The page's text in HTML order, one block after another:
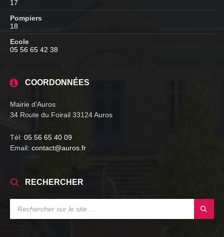
17
Pompiers
18
Ecole
05 56 65 42 38
COORDONNÉES
Mairie d’Auros
34 Route du Foirail 33124 Auros
Tél: 05 56 65 40 09
Email: contact@auros.fr
RECHERCHER